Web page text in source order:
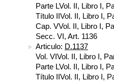
Parte LVol. II, Libro I,
Título IIVol. II, Libro I,
Cap. VVol. II, Libro I,
Secc. VI, Art. 1136
Articulo: D.1137
Vol. VIVol. II, Libro I,
Parte LVol. II, Libro I,
Título IIVol. II, Libro I,